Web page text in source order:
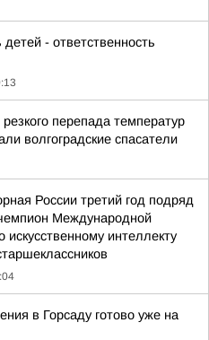
детей - ответственность
перепада температур
волгоградские спасатели
России третий год подряд
Международной
интеллекту
в Горсаду готово уже на